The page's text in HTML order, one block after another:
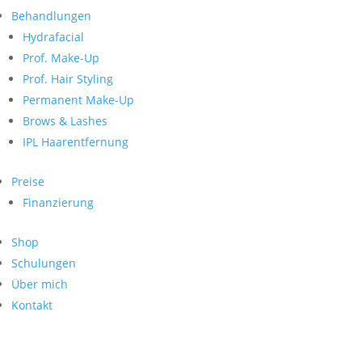
Behandlungen
Hydrafacial
Prof. Make-Up
Prof. Hair Styling
Permanent Make-Up
Brows & Lashes
IPL Haarentfernung
Preise
Finanzierung
Shop
Schulungen
Über mich
Kontakt
nach:
Neueste Kommentare
Archiv
Kategorien
Keine Kategorien
Meta
Anmelden
Feed der Einträge
WordPress.org
Search
nach:
Archive
Kontakt
Impressum
Datenschutz